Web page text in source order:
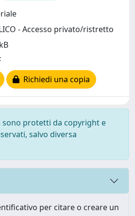
- Accesso privato/ristretto
Richiedi una copia
sono protetti da copyright e
salvo diversa
per citare o creare un